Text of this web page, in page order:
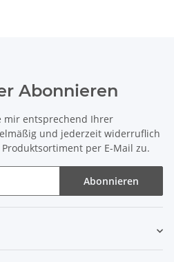
Abonnieren
mir entsprechend Ihrer
und jederzeit widerruflich
per E-Mail zu.
Abonnieren